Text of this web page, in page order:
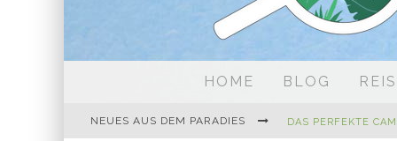
HOME BLOG
NEUES AUS DEM PARADIES